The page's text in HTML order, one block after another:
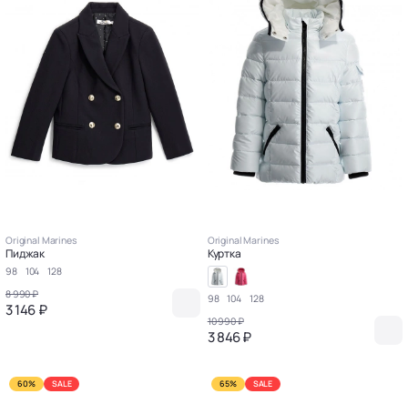
Original Marines
Пиджак
98 104
128
8 990 ₽
3 146 ₽
Original Marines
Куртка
98 104
128
10 990 ₽
3 846 ₽
60% SALE 65% SALE